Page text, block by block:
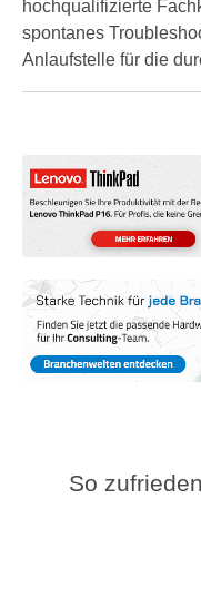
hochqualifizierte
spontanes
Anlaufstelle für die
So